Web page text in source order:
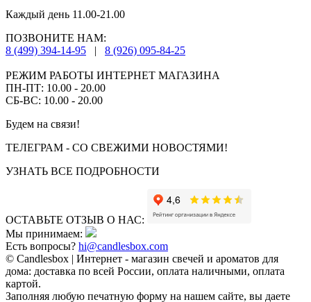
Каждый день 11.00-21.00
ПОЗВОНИТЕ НАМ:
8 (499) 394-14-95
| 8 (926) 095-84-25
РЕЖИМ РАБОТЫ ИНТЕРНЕТ МАГАЗИНА
ПН-ПТ: 10.00 - 20.00
СБ-ВС: 10.00 - 20.00
Будем на связи!
ТЕЛЕГРАМ - СО СВЕЖИМИ НОВОСТЯМИ!
УЗНАТЬ ВСЕ ПОДРОБНОСТИ
ОСТАВЬТЕ ОТЗЫВ О НАС:
Мы принимаем:
Есть вопросы? hi@candlesbox.com
© Candlesbox | Интернет - магазин свечей и ароматов для
дома: доставка по всей России, оплата наличными, оплата
картой.
Заполняя любую печатную форму на нашем сайте, вы даете